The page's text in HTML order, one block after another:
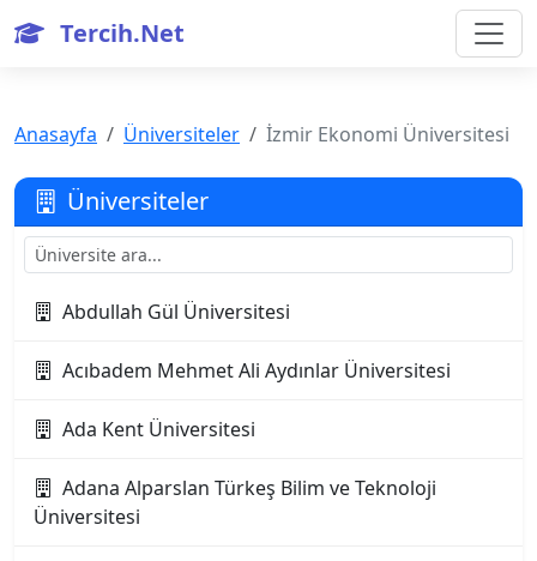
Tercih.Net
Anasayfa Üniversiteler İzmir Ekonomi Üniversitesi
Üniversiteler
Abdullah Gül Üniversitesi
Acıbadem Mehmet Ali Aydınlar Üniversitesi
Ada Kent Üniversitesi
Adana Alparslan Türkeş Bilim ve Teknoloji
Üniversitesi